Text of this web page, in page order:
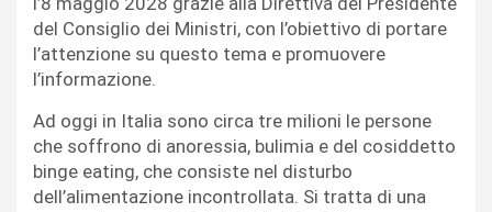
del Consiglio dei Ministri, con l’obiettivo di portare
l’attenzione su questo tema e promuovere
l’informazione.
Ad oggi in Italia sono circa tre milioni le persone
che soffrono di anoressia, bulimia e del cosiddetto
binge eating, che consiste nel disturbo
dell’alimentazione incontrollata. Si tratta di una